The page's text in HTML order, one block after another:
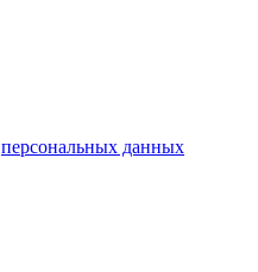
персональных данных